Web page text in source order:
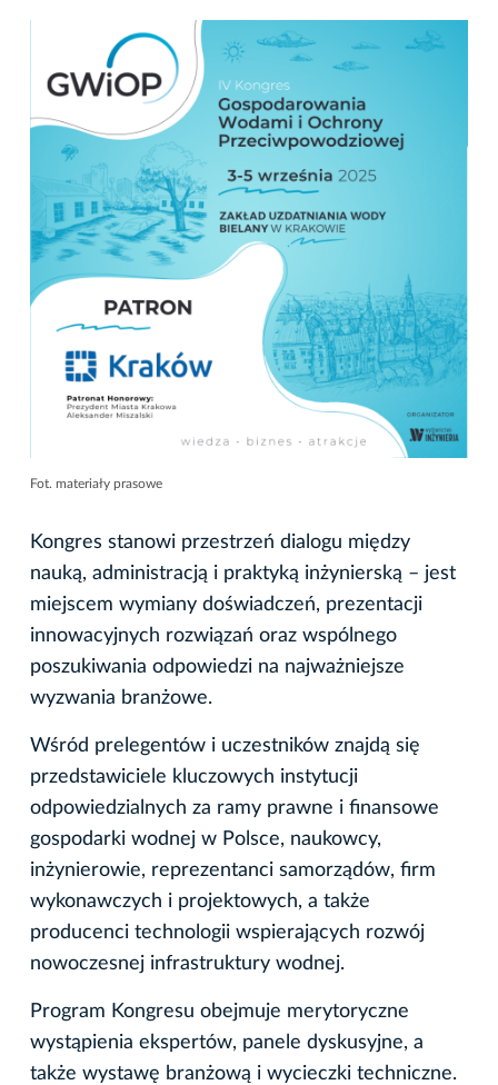
Fot. materiały prasowe
Kongres stanowi przestrzeń dialogu między
nauką, administracją i praktyką inżynierską – jest
miejscem wymiany doświadczeń, prezentacji
innowacyjnych rozwiązań oraz wspólnego
poszukiwania odpowiedzi na najważniejsze
wyzwania branżowe.
Wśród prelegentów i uczestników znajdą się
przedstawiciele kluczowych instytucji
odpowiedzialnych za ramy prawne i finansowe
gospodarki wodnej w Polsce, naukowcy,
inżynierowie, reprezentanci samorządów, firm
wykonawczych i projektowych, a także
producenci technologii wspierających rozwój
nowoczesnej infrastruktury wodnej.
Program Kongresu obejmuje merytoryczne
wystąpienia ekspertów, panele dyskusyjne, a
także wystawę branżową i wycieczki techniczne.